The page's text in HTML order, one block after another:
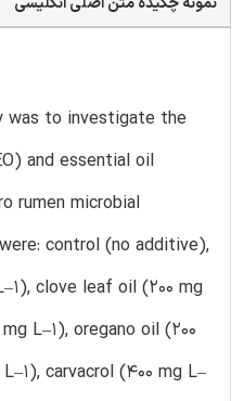
to investigate the
and essential oil
rumen microbial
control (no additive),
clove leaf oil (200 mg
L–1), oregano oil (200
carvacrol (400 mg L–